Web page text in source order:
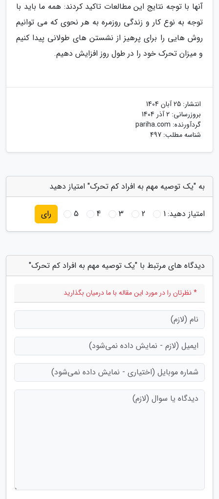
آنها با توجه نتایج این مطالعات تاکید کردند: همه ما باید با
توجه به نوع کار و زندگی روزمره به هر نحوی که می توانیم
روش هایی را برای پرهیز از نشستن های طولانی پیدا کنیم
و میزان تحرک خود را در طول روز افزایش دهیم.
انتشار: 25 آبان 1404
بروزرسانی: 2 آذر 1404
گردآورنده: pariha.com
شناسه مطلب: 497
به "یک توصیه مهم به افراد کم تحرک" امتیاز دهید
امتیاز دهید:1
2
3
4
5 رای
دیدگاه های مرتبط با "یک توصیه مهم به افراد کم تحرک"
* نظرتان را در مورد این مقاله با ما درمیان بگذارید